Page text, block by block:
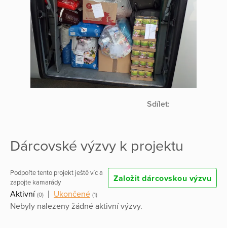
Sdílet:
Dárcovské výzvy k projektu
Podpořte tento projekt ještě víc a
zapojte kamarády
Založit dárcovskou výzvu
Aktivní (0) Ukončené (1)
Nebyly nalezeny žádné aktivní výzvy.